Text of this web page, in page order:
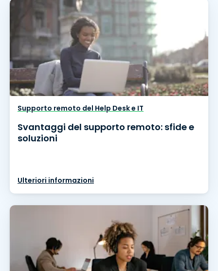
Supporto remoto del Help Desk e IT
Svantaggi del supporto remoto: sfide e
soluzioni
Ulteriori informazioni